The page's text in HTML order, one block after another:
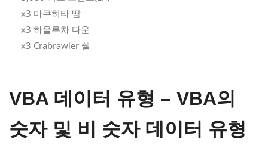
x3 마쿠히타 땀
x3 하울루차 다운
x3 Crabrawler 쉘
VBA 데이터 유형 – VBA의
숫자 및 비 숫자 데이터 유형